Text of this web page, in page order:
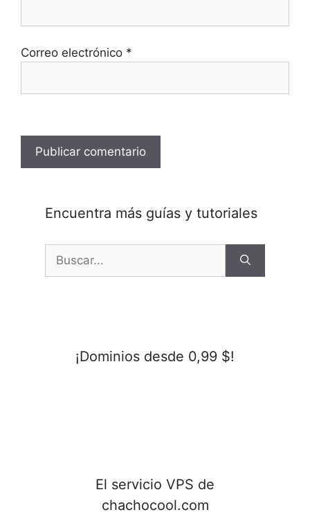
Correo electrónico *
Encuentra más guías y tutoriales
Buscar:
¡Dominios desde 0,99 $!
El servicio VPS de
chachocool.com